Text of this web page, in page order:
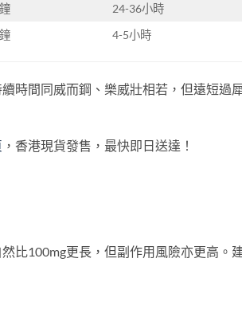
24-36小時
4-5小時
時間同威而鋼、樂威壯相若，但遠短過
，香港現貨發售，最快即日送達！
比100mg更長，但副作用風險亦更高。